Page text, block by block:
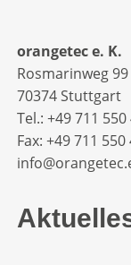
orangetec e. K.
Rosmarinweg 99
70374 Stuttgart
Tel.: +49 711 550
Fax: +49 711 550